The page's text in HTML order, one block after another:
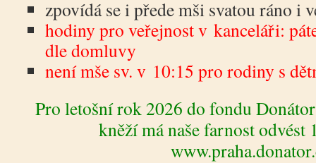
zpovídá se i přede mši svatou ráno i
hodiny pro veřejnost v kanceláři:
dle domluvy
není mše sv. v 10:15 pro rodiny s
Pro letošní rok 2026 do fondu
kněží má naše farnost odvést